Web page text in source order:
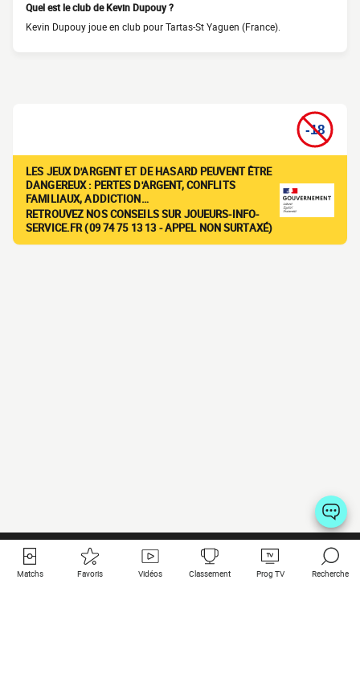
Quel est le club de Kevin Dupouy ?
Kevin Dupouy joue en club pour Tartas-St Yaguen (France).
LES JEUX D'ARGENT ET DE HASARD PEUVENT ÊTRE
DANGEREUX : PERTES D'ARGENT, CONFLITS
FAMILIAUX, ADDICTION…
RETROUVEZ NOS CONSEILS SUR JOUEURS-INFO-
SERVICE.FR (09 74 75 13 13 - APPEL NON SURTAXÉ)
Matchs Favoris Vidéos Classement Prog TV Recherche